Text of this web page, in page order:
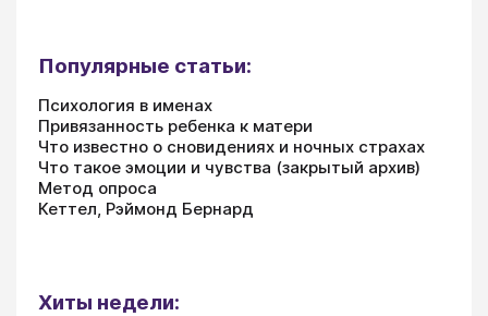
Популярные статьи:
Психология в именах
Привязанность ребенка к матери
Что известно о сновидениях и ночных страхах
Что такое эмоции и чувства (закрытый архив)
Метод опроса
Кеттел, Рэймонд Бернард
Хиты недели: